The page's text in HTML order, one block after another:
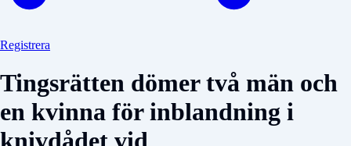
Registrera
Tingsrätten dömer två män och
en kvinna för inblandning i